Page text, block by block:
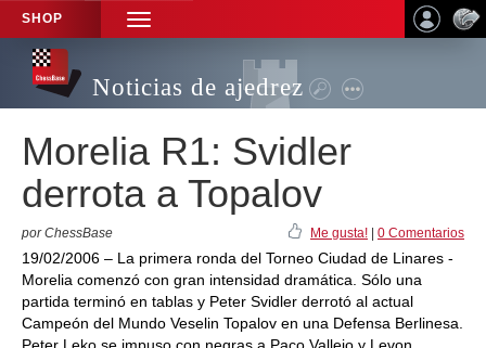
SHOP
TOGGLE
NAVIGATION
Noticias de ajedrez
Morelia R1: Svidler
derrota a Topalov
por ChessBase Me gusta! 0 Comentarios
19/02/2006 – La primera ronda del Torneo Ciudad de Linares -
Morelia comenzó con gran intensidad dramática. Sólo una
partida terminó en tablas y Peter Svidler derrotó al actual
Campeón del Mundo Veselin Topalov en una Defensa Berlinesa.